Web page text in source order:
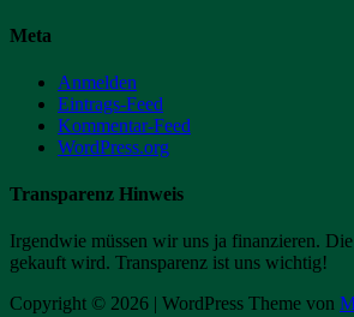
Meta
Anmelden
Eintrags-Feed
Kommentar-Feed
WordPress.org
Transparenz Hinweis
Irgendwie müssen wir uns ja finanzieren.
gekauft wird. Transparenz ist uns wichtig!
Copyright © 2026 | WordPress Theme von